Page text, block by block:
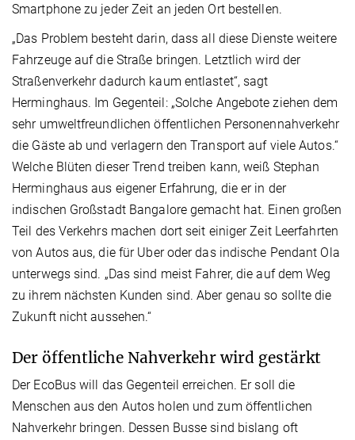
Smartphone zu jeder Zeit an jeden Ort bestellen.
„Das Problem besteht darin, dass all diese Dienste weitere
Fahrzeuge auf die Straße bringen. Letztlich wird der
Straßenverkehr dadurch kaum entlastet“, sagt
Herminghaus. Im Gegenteil: „Solche Angebote ziehen dem
sehr umweltfreundlichen öffentlichen Personennahverkehr
die Gäste ab und verlagern den Transport auf viele Autos.“
Welche Blüten dieser Trend treiben kann, weiß Stephan
Herminghaus aus eigener Erfahrung, die er in der
indischen Großstadt Bangalore gemacht hat. Einen großen
Teil des Verkehrs machen dort seit einiger Zeit Leerfahrten
von Autos aus, die für Uber oder das indische Pendant Ola
unterwegs sind. „Das sind meist Fahrer, die auf dem Weg
zu ihrem nächsten Kunden sind. Aber genau so sollte die
Zukunft nicht aussehen.“
Der öffentliche Nahverkehr wird gestärkt
Der EcoBus will das Gegenteil erreichen. Er soll die
Menschen aus den Autos holen und zum öffentlichen
Nahverkehr bringen. Dessen Busse sind bislang oft